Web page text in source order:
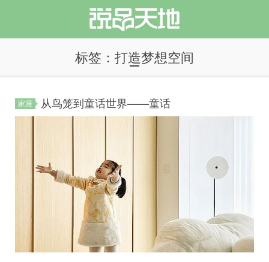
说品天地
标签：打造梦想空间
家居 从鸟笼到童话世界——童话